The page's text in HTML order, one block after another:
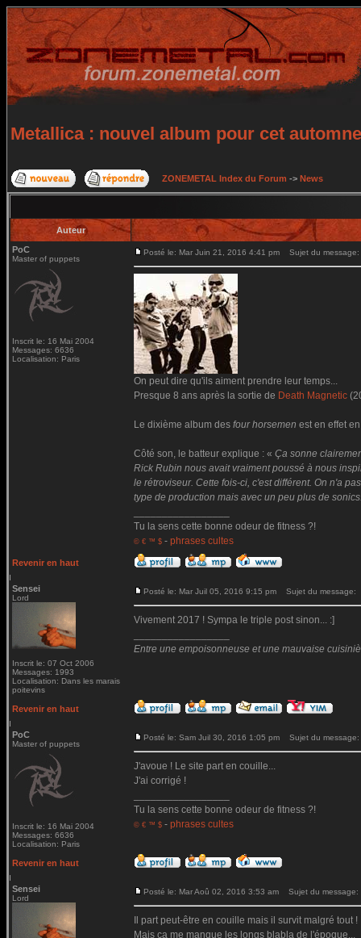
Metallica : nouvel album pour cet automne
ZONEMETAL Index du Forum -> News
Auteur
PoC
Master of puppets
Inscrit le: 16 Mai 2004
Messages: 6636
Localisation: Paris
Posté le: Mar Juin 21, 2016 4:41 pm Sujet du message:
On peut dire qu'ils aiment prendre leur temps...
Presque 8 ans après la sortie de Death Magnetic
Le dixième album des four horsemen est en effet
Côté son, le batteur explique : « Ça sonne
Rick Rubin nous avait vraiment poussé à nous
le rétroviseur. Cette fois-ci, c'est différent. On n'a
type de production mais avec un peu plus de
Tu la sens cette bonne odeur de fitness ?!
© € ™ $ - phrases cultes
Revenir en haut
Sensei
Lord
Inscrit le: 07 Oct 2006
Messages: 1993
Localisation: Dans les marais
poitevins
Posté le: Mar Juil 05, 2016 9:15 pm Sujet du message:
Vivement 2017 ! Sympa le triple post sinon... :]
Entre une empoisonneuse et une mauvaise
Revenir en haut
PoC
Master of puppets
Inscrit le: 16 Mai 2004
Messages: 6636
Localisation: Paris
Posté le: Sam Juil 30, 2016 1:05 pm Sujet du message:
J'avoue ! Le site part en couille...
J'ai corrigé !
Tu la sens cette bonne odeur de fitness ?!
© € ™ $ - phrases cultes
Revenir en haut
Sensei
Lord
Posté le: Mar Aoû 02, 2016 3:53 am Sujet du message:
Il part peut-être en couille mais il survit malgré tout !
Mais ça me manque les longs blabla de l'époque...